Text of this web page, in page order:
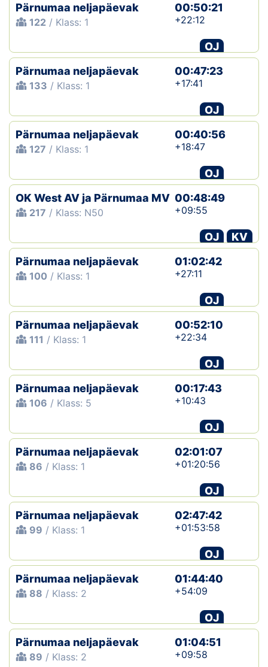
Pärnumaa neljapäevak
122 / Klass: 1
00:50:21
+22:12
OJ
Pärnumaa neljapäevak
133 / Klass: 1
00:47:23
+17:41
OJ
Pärnumaa neljapäevak
127 / Klass: 1
00:40:56
+18:47
OJ
OK West AV ja Pärnumaa MV
217 / Klass: N50
00:48:49
+09:55
OJ
KV
Pärnumaa neljapäevak
100 / Klass: 1
01:02:42
+27:11
OJ
Pärnumaa neljapäevak
111 / Klass: 1
00:52:10
+22:34
OJ
Pärnumaa neljapäevak
106 / Klass: 5
00:17:43
+10:43
OJ
Pärnumaa neljapäevak
86 / Klass: 1
02:01:07
+01:20:56
OJ
Pärnumaa neljapäevak
99 / Klass: 1
02:47:42
+01:53:58
OJ
Pärnumaa neljapäevak
88 / Klass: 2
01:44:40
+54:09
OJ
Pärnumaa neljapäevak
89 / Klass: 2
01:04:51
+09:58